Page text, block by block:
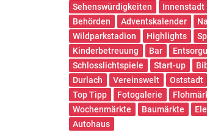
Sehenswürdigkeiten
Innenstadt
Behörden
Adventskalender
Wildparkstadion
Highlights
Kinderbetreuung
Bar
Schlosslichtspiele
Start-up
Durlach
Vereinswelt Oststadt
Top Tipp
Fotogalerie
Wochenmärkte
Baumärkte
Autohaus